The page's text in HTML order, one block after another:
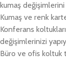
kumaş
Kumaş ve renk
Konferans
değişimlerinizi
Büro ve ofis koltuk